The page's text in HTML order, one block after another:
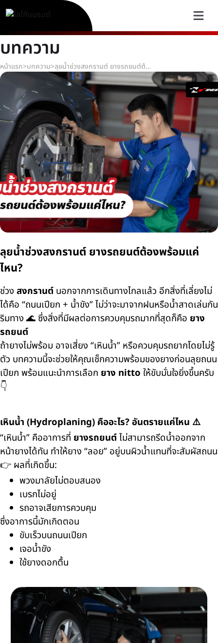
บทความ
หน้าแรก>บทความ> ลุยน้ำช่วงสงกรานต์ ยางรถยนต์ต้องพร้อมแค่ไหน?
ลุยน้ำช่วงสงกรานต์ ยางรถยนต์ต้องพร้อมแค่
ไหน?
ช่วง สงกรานต์ นอกจากการเดินทางไกลแล้ว อีกสิ่งที่เลี่ยงไม่
ได้คือ “ถนนเปียก + น้ำขัง” ไม่ว่าจะมาจากฝนหรือน้ำสาดเล่นกัน
ริมทาง 🌊 ซึ่งสิ่งที่มีผลต่อการควบคุมรถมากที่สุดก็คือ ยาง
รถยนต์
ถ้ายางไม่พร้อม อาจเสี่ยง “เหินน้ำ” หรือควบคุมรถยากโดยไม่รู้
ตัว บทความนี้จะช่วยให้คุณเช็กความพร้อมของยางก่อนลุยถนน
เปียก พร้อมแนะนำการเลือก ยาง nitto ให้ขับมั่นใจยิ่งขึ้นครับ
👇
เหินน้ำ (Hydroplaning) คืออะไร? อันตรายแค่ไหน ⚠️
“เหินน้ำ” คืออาการที่ ยางรถยนต์ไม่สามารถรีดน้ำออกจาก
หน้ายางได้ทัน ทำให้ยาง “ลอย” อยู่บนผิวน้ำแทนที่จะสัมผัสถนน
👉 ผลที่เกิดขึ้น:
พวงมาลัยไม่ตอบสนอง
เบรกไม่อยู่
รถอาจเสียการควบคุม
ซึ่งอาการนี้มักเกิดตอน
ขับเร็วบนถนนเปียก
เจอน้ำขัง
ใช้ยางดอกตื้น